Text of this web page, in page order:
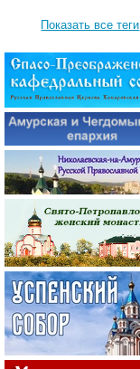
Показать все теги